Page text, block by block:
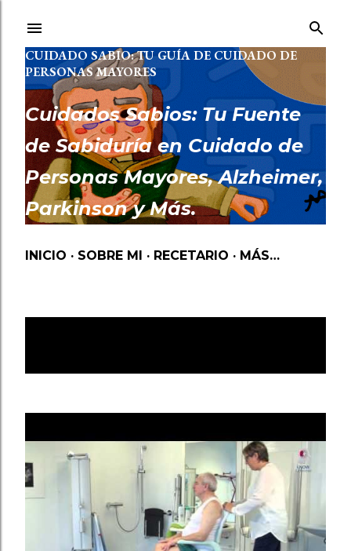
CUIDADO SABIO: TU GUÍA DE CUIDADO DE
PERSONAS MAYORES
Cuidados Sabios: Tu Fuente
de Sabiduría en Cuidado de
Personas Mayores, Alzheimer,
Parkinson y Más.
INICIO SOBRE MI RECETARIO MÁS…
n
t
r
a
d